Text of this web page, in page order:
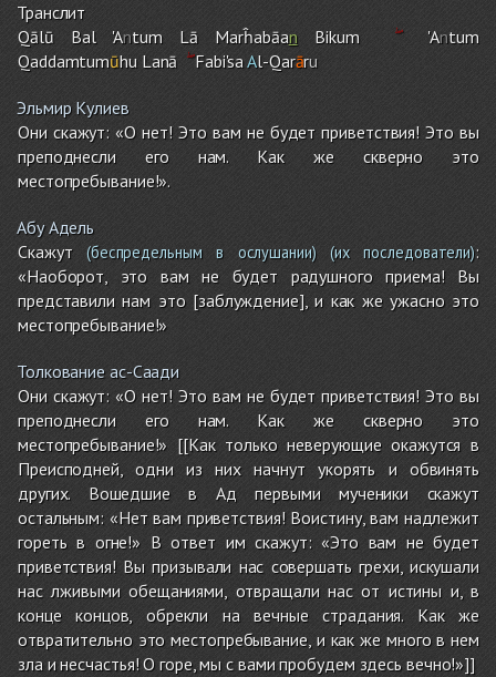
Транслит
Qālū Bal 'AntumLā MarĥabāanBikum 'Antum
QaddamtumūhuLanā Fabi'saAl-Qarāru
Эльмир Кулиев
Они скажут: «О нет! Это вам не будет приветствия! Это вы
преподнесли его нам. Как же скверно это
местопребывание!».
Абу Адель
Скажут(беспредельным в ослушании)(их последователи):
«Наоборот, это вам не будет радушного приема! Вы
представили нам это [заблуждение], и как же ужасно это
местопребывание!»
Толкование ас-Саади
Они скажут: «О нет! Это вам не будет приветствия! Это вы
преподнесли его нам. Как же скверно это
местопребывание!» [[Как только неверующие окажутся в
Преисподней, одни из них начнут укорять и обвинять
других. Вошедшие в Ад первыми мученики скажут
остальным: «Нет вам приветствия! Воистину, вам надлежит
гореть в огне!» В ответ им скажут: «Это вам не будет
приветствия! Вы призывали нас совершать грехи, искушали
нас лживыми обещаниями, отвращали нас от истины и, в
конце концов, обрекли на вечные страдания. Как же
отвратительно это местопребывание, и как же много в нем
зла и несчастья! О горе, мы с вами пробудем здесь вечно!»]]